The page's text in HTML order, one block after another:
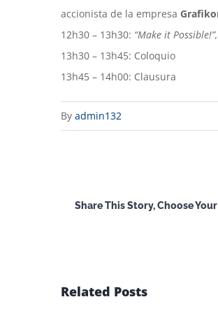
accionista de la empresa
12h30 – 13h30: “Make it Possible!”,
13h30 – 13h45: Coloquio
13h45 – 14h00: Clausura
By admin132
Share This Story, Choose
Related Posts